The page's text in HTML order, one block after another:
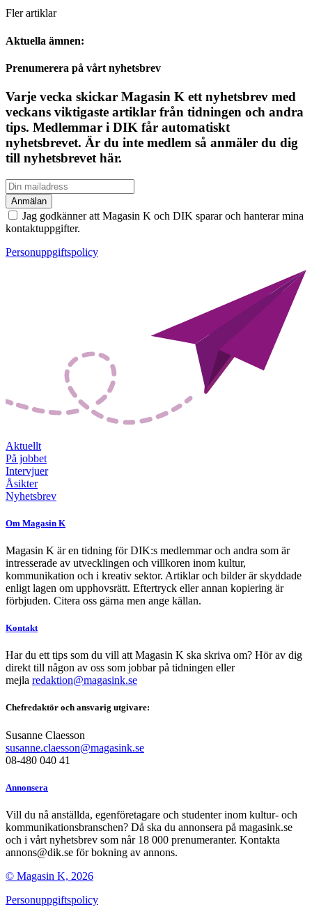
Fler artiklar
Aktuella ämnen:
Prenumerera på vårt nyhetsbrev
Varje vecka skickar Magasin K ett nyhetsbrev med
veckans viktigaste artiklar från tidningen och andra
tips. Medlemmar i DIK får automatiskt
nyhetsbrevet. Är du inte medlem så anmäler du dig
till nyhetsbrevet här.
Jag godkänner att Magasin K och DIK sparar och hanterar mina
kontaktuppgifter.
Personuppgiftspolicy
Aktuellt
På jobbet
Intervjuer
Åsikter
Nyhetsbrev
Om Magasin K
Magasin K är en tidning för DIK:s medlemmar och andra som är
intresserade av utvecklingen och villkoren inom kultur,
kommunikation och i kreativ sektor. Artiklar och bilder är skyddade
enligt lagen om upphovsrätt. Eftertryck eller annan kopiering är
förbjuden. Citera oss gärna men ange källan.
Kontakt
Har du ett tips som du vill att Magasin K ska skriva om? Hör av dig
direkt till någon av oss som jobbar på tidningen eller
mejla redaktion@magasink.se
Chefredaktör och ansvarig utgivare:
Susanne Claesson
susanne.claesson@magasink.se
08-480 040 41
Annonsera
Vill du nå anställda, egenföretagare och studenter inom kultur- och
kommunikationsbranschen? Då ska du annonsera på magasink.se
och i vårt nyhetsbrev som når 18 000 prenumeranter. Kontakta
annons@dik.se för bokning av annons.
© Magasin K, 2026
Personuppgiftspolicy